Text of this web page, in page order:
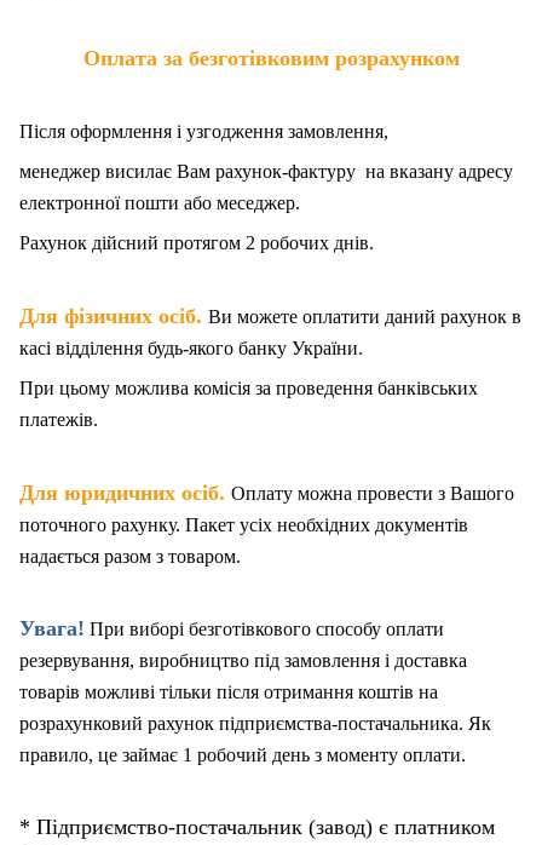
Оплата за безготівковим розрахунком
Після оформлення і узгодження замовлення,
менеджер висилає Вам рахунок-фактуру на вказану адресу
електронної пошти або меседжер.
Рахунок дійсний протягом 2 робочих днів.
Для фізичних осіб. Ви можете оплатити даний рахунок в
касі відділення будь-якого банку України.
При цьому можлива комісія за проведення банківських
платежів.
Для юридичних осіб. Оплату можна провести з Вашого
поточного рахунку. Пакет усіх необхідних документів
надається разом з товаром.
Увага! При виборі безготівкового способу оплати
резервування, виробництво під замовлення і доставка
товарів можливі тільки після отримання коштів на
розрахунковий рахунок підприємства-постачальника. Як
правило, це займає 1 робочий день з моменту оплати.
* Підприємство-постачальник (завод) є платником